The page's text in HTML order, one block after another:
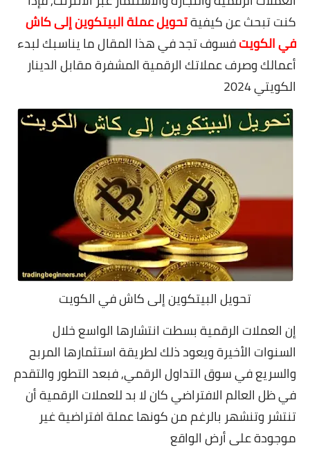
زيادة متابعين
العملات المشفرة
كنت تبحث عن كيفيةتحويل عملة البيتكوين إلى كاش
في الكويتفسوف تجد في هذا المقال ما يناسبك لبدء
أعمالك وصرف عملاتك الرقمية المشفرة مقابل الدينار
الكويتي 2024
تحويل البيتكوين إلى كاش في الكويت
إن العملات الرقمية بسطت انتشارها الواسع خلال
السنوات الأخيرة ويعود ذلك لطريقة استثمارها المربح
والسريع في سوق التداول الرقمي, فبعد التطور والتقدم
في ظل العالم الافتراضي كان لا بد للعملات الرقمية أن
تنتشر وتنشهر بالرغم من كونها عملة افتراضية غير
موجودة على أرض الواقع